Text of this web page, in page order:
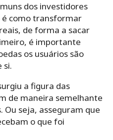
dos investidores
é como transformar
de forma a sacar
é importante
os usuários são
si.
a figura das
de maneira semelhante
seja, asseguram que
o que foi